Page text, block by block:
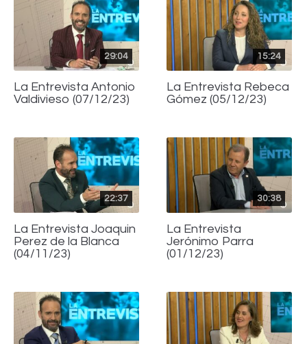
29:04
La Entrevista Antonio
Valdivieso (07/12/23)
15:24
La Entrevista Rebeca
Gómez (05/12/23)
22:37
La Entrevista Joaquin
Perez de la Blanca
(04/11/23)
30:38
La Entrevista
Jerónimo Parra
(01/12/23)